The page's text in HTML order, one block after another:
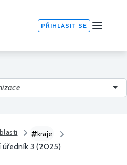
PŘIHLÁSIT SE
kraje
úředník 3 (2025)